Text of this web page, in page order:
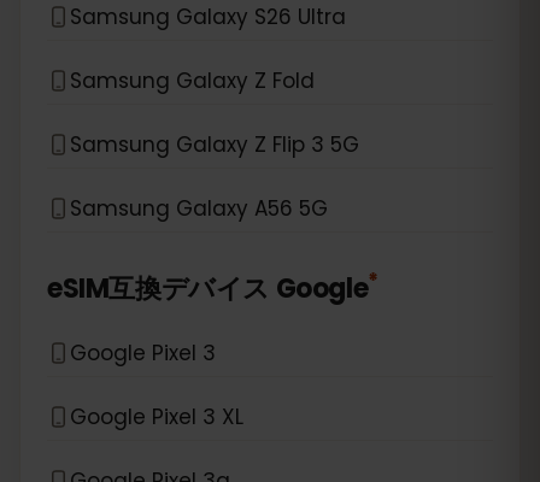
Samsung Galaxy S26 Ultra
Samsung Galaxy Z Fold
Samsung Galaxy Z Flip 3 5G
Samsung Galaxy A56 5G
eSIM互換デバイス Google*
Google Pixel 3
Google Pixel 3 XL